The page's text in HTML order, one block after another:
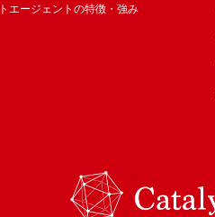
エージェントの特徴・強み